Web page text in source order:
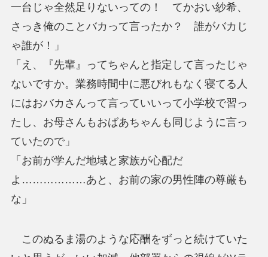
一台じゃ全然足りないっての！ てかおい紗希、
さっき俺のことバカって言ったか？ 誰がバカじ
ゃ誰が！」
「え、『先輩』ってちゃんと指定して言ったじゃ
ないですか。業務時間中に悪びれもなく寝てる人
にはおバカさんって言っていいって小学校で習っ
たし、お母さんもおばあちゃんも同じように言っ
ていたので」
「お前が学んだ地域と家族が心配だ
よ………………あと、お前の家の男性陣の尊厳も
な」
このぬるま湯のような応酬をずっと続けていた